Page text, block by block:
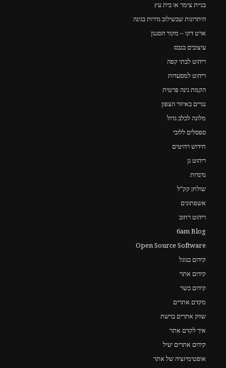
בניית צימר או בית עץ
היתרונות שבשילוב גדרות בגינה
ארט דקו – מקור הסגנון
עיצובים בגבס
ריהוט לבתי קפה
ריהוט למסעדות
הקמת גינה פרטית
נגרים באיזור הצפון
מלונה לכלב גדול
ספסלים ללובי
חידוש רהיטים
ריהוט גן
נדנדות
שולחן קק"ל
אשפתונים
ריהוט רחוב
6am Blog
Open Source Software
קידום בגוגל
קידום אתר
קידום כשר
מקדם אתרים
שווק אתרים ברשת
איך לקדם אתר
קידום אתרים יעיל
אופטימיזציה של אתר